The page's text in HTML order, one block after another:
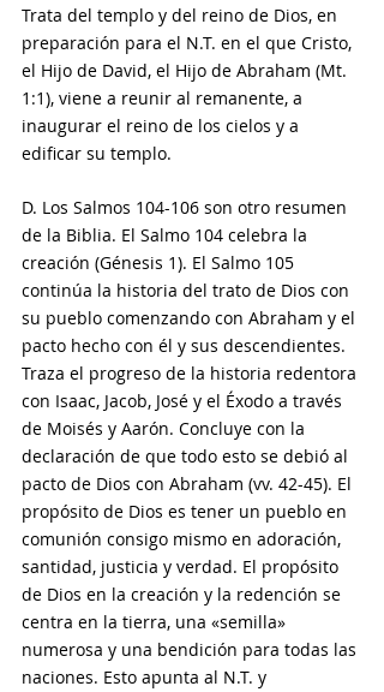
Trata del templo y del reino de Dios, en
preparación para el N.T. en el que Cristo,
el Hijo de David, el Hijo de Abraham (Mt.
1:1), viene a reunir al remanente, a
inaugurar el reino de los cielos y a
edificar su templo.
D. Los Salmos 104-106 son otro resumen
de la Biblia. El Salmo 104 celebra la
creación (Génesis 1). El Salmo 105
continúa la historia del trato de Dios con
su pueblo comenzando con Abraham y el
pacto hecho con él y sus descendientes.
Traza el progreso de la historia redentora
con Isaac, Jacob, José y el Éxodo a través
de Moisés y Aarón. Concluye con la
declaración de que todo esto se debió al
pacto de Dios con Abraham (vv. 42-45). El
propósito de Dios es tener un pueblo en
comunión consigo mismo en adoración,
santidad, justicia y verdad. El propósito
de Dios en la creación y la redención se
centra en la tierra, una «semilla»
numerosa y una bendición para todas las
naciones. Esto apunta al N.T. y